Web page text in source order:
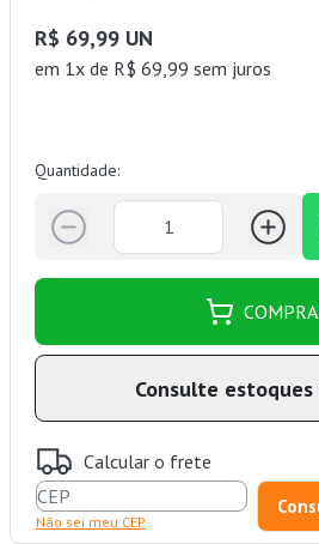
R$ 69,99 UN
em 1x de R$ 69,99 sem juros
Quantidade:
Consulte estoques
Calcular o frete
Não sei meu CEP